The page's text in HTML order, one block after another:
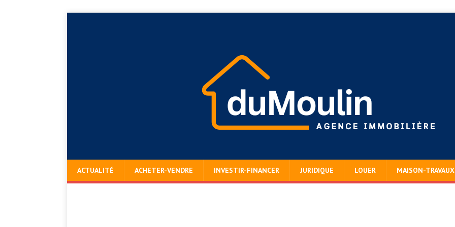
ACTUALITÉ ACHETER-VENDRE INVESTIR-FINANCER JURIDIQUE LOUER MAISON-TRAVAUX